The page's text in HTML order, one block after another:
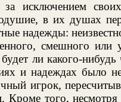
исключением
в их душах
надежды:
смешного или
ли какого-
и надеждах было
игрок,
Кроме того,